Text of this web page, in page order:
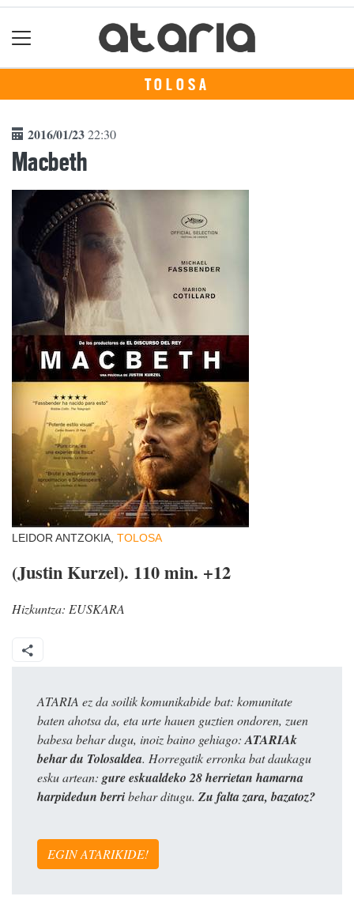
TOLOSA
2016/01/2322:30
Macbeth
LEIDOR ANTZOKIA, TOLOSA
(Justin Kurzel). 110 min. +12
Hizkuntza: EUSKARA
ATARIA ez da soilik komunikabide bat: komunitate
baten ahotsa da, eta urte hauen guztien ondoren, zuen
babesa behar dugu, inoiz baino gehiago: ATARIAk
behar du Tolosaldea. Horregatik erronka bat daukagu
esku artean: gure eskualdeko 28 herrietan hamarna
harpidedun berribehar ditugu. Zu falta zara, bazatoz?
EGIN ATARIKIDE!